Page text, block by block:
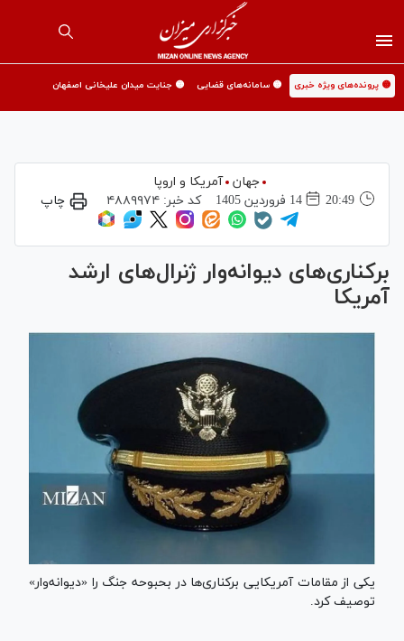
🟡 پرونده‌های ویژه خبری 🟡 سامانه‌های قضایی 🟡 جنایت میدان علیخانی اصفهان
جهان
آمریکا و اروپا
20:49
14 فروردين 1405 کد خبر: ۴۸۸۹۹۷۴ چاپ
برکناری‌های دیوانه‌وار ژنرال‌های ارشد
آمریکا
یکی از مقامات آمریکایی برکناری‌ها در بحبوحه جنگ را «دیوانه‌وار»
توصیف کرد.